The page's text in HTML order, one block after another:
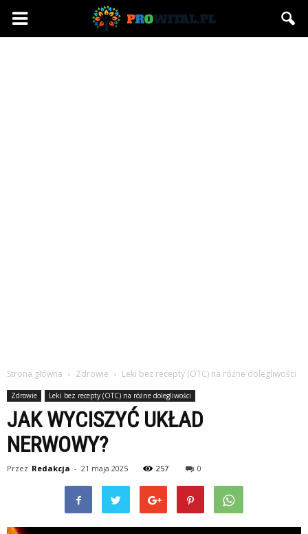
Prowital.pl
Strona główna Zdrowie Leki bez recepty (OTC) na różne dolegliwości
Zdrowie Leki bez recepty (OTC) na różne dolegliwości
JAK WYCISZYĆ UKŁAD
NERWOWY?
Przez Redakcja - 21 maja 2025 257 0